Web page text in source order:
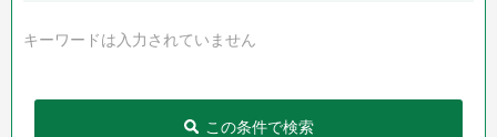
キーワードは入力されていません
この条件で検索